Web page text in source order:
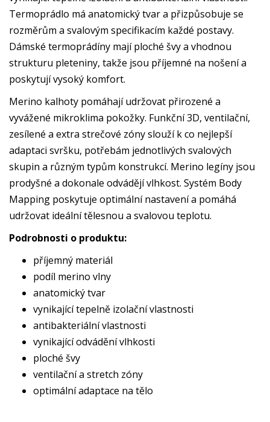
Termoprádlo má anatomický tvar a přizpůsobuje se
rozměrům a svalovým specifikacím každé postavy.
Dámské termoprádíny mají ploché švy a vhodnou
strukturu pleteniny, takže jsou příjemné na nošení a
poskytují vysoký komfort.
Merino kalhoty pomáhají udržovat přirozené a
vyvážené mikroklima pokožky. Funkční 3D, ventilační,
zesílené a extra strečové zóny slouží k co nejlepší
adaptaci svršku, potřebám jednotlivých svalových
skupin a různým typům konstrukcí. Merino legíny jsou
prodyšné a dokonale odvádějí vlhkost. Systém Body
Mapping poskytuje optimální nastavení a pomáhá
udržovat ideální tělesnou a svalovou teplotu.
Podrobnosti o produktu:
příjemný materiál
podíl merino vlny
anatomický tvar
vynikající tepelně izolační vlastnosti
antibakteriální vlastnosti
vynikající odvádění vlhkosti
ploché švy
ventilační a stretch zóny
optimální adaptace na tělo